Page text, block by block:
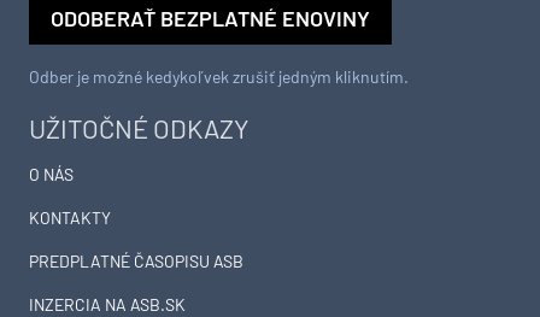
UŽITOČNÉ ODKAZY
O NÁS
KONTAKTY
PREDPLATNÉ ČASOPISU ASB
INZERCIA NA ASB.SK
ODOBERAŤ BEZPLATNÉ ENOVINY
Odber je možné kedykoľvek zrušiť jedným kliknutím.